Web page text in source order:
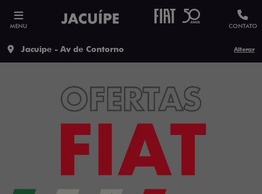
MENU CONTATO
Jacuipe - Av de Contorno Alterar